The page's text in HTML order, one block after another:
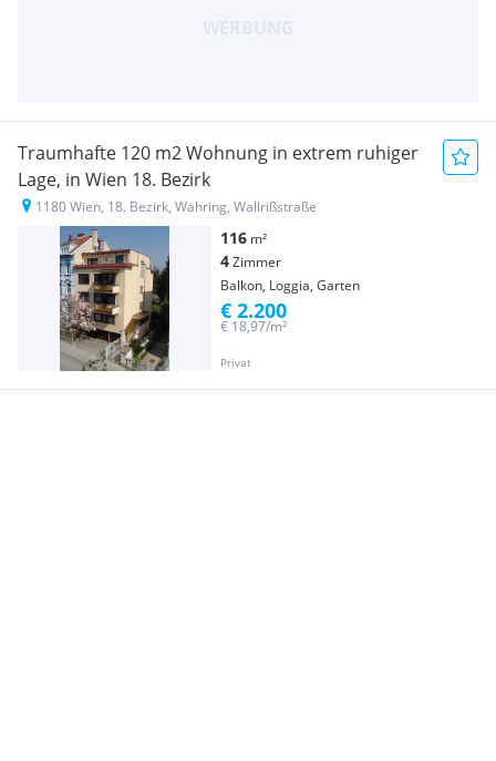
Traumhafte 120 m2 Wohnung in extrem ruhiger
Lage, in Wien 18. Bezirk
1180 Wien, 18. Bezirk, Währing, Wallrißstraße
116 m²
4Zimmer
Balkon, Loggia, Garten
Privat
€ 18,97/m²
€ 2.200